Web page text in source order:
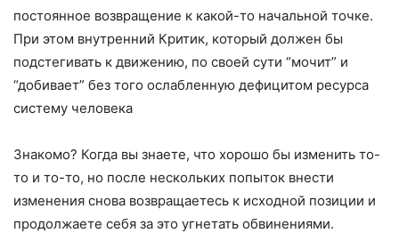
постоянное возвращение к какой-то начальной точке.
При этом внутренний Критик, который должен бы
подстегивать к движению, по своей сути “мочит” и
“добивает” без того ослабленную дефицитом ресурса
систему человека
Знакомо? Когда вы знаете, что хорошо бы изменить то-
то и то-то, но после нескольких попыток внести
изменения снова возвращаетесь к исходной позиции и
продолжаете себя за это угнетать обвинениями.